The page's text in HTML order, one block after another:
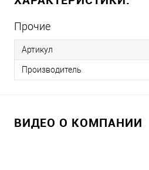
Прочие
Артикул
Производитель
ВИДЕО О КОМПАНИИ